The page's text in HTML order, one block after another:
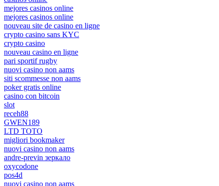
mejores casinos online
mejores casinos online
nouveau site de casino en ligne
crypto casino sans KYC
crypto casino
nouveau casino en ligne
pari sportif rugby
nuovi casino non aams
siti scommesse non aams
poker gratis online
casino con bitcoin
slot
receh88
GWEN189
LTD TOTO
migliori bookmaker
nuovi casino non aams
andre-previn зеркало
oxycodone
pos4d
nuovi casino non aams